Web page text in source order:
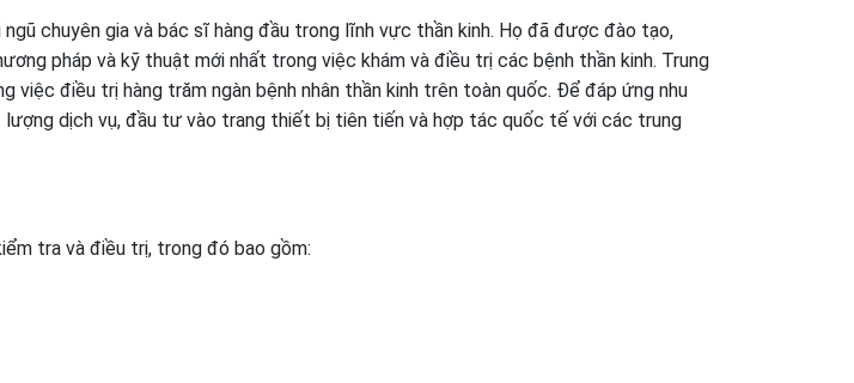
chuyên gia và bác sĩ hàng đầu trong lĩnh vực thần kinh. Họ đã được đào tạo,
pháp và kỹ thuật mới nhất trong việc khám và điều trị các bệnh thần kinh. Trung
điều trị hàng trăm ngàn bệnh nhân thần kinh trên toàn quốc. Để đáp ứng nhu
lượng dịch vụ, đầu tư vào trang thiết bị tiên tiến và hợp tác quốc tế với các trung
tra và điều trị, trong đó bao gồm: